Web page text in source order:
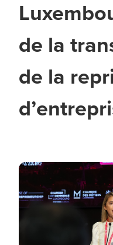
de la
de la